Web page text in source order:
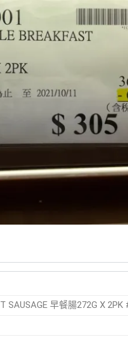
SAUSAGE 早餐腸272G X 2PK